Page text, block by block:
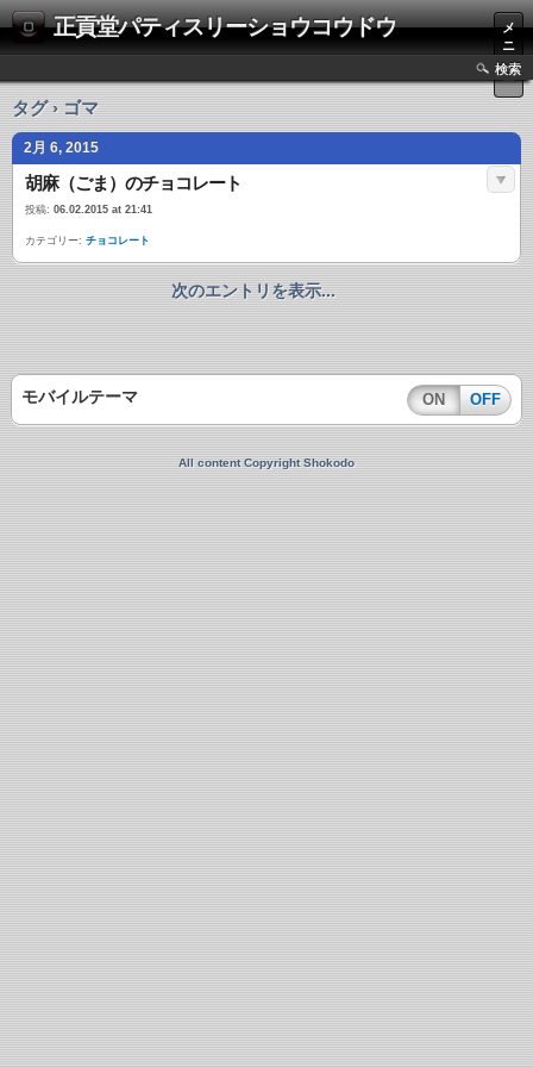
正貢堂パティスリーショウコウドウ
メ
ニ
ュ
ー
検索
タグ › ゴマ
2月 6, 2015
胡麻（ごま）のチョコレート
投稿: 06.02.2015 at 21:41
カテゴリー: チョコレート
次のエントリを表示...
モバイルテーマ ON OFF
All content Copyright Shokodo